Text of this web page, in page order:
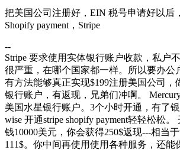
把美国公司注册好，EIN 税号申请好以后
Shopify payment，Stripe
--
Stripe 要求使用实体银行账户收款，私户
很严重，在哪个国家都一样。所以要办公
有方法能够真正实现$199注册美国公司，
银行账户，有返现，兄弟们冲啊。
美国水星银行账户。3个小时开通，有了
wise 开通stripe shopify payment轻轻松松
钱10000美元，你会获得250$返现---相当
111$。你中间再使用使用各种服务，还能